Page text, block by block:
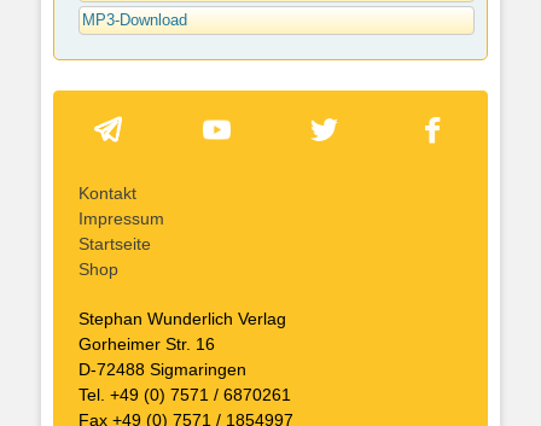
MP3-Download
Kontakt
Impressum
Startseite
Shop
Stephan Wunderlich Verlag
Gorheimer Str. 16
D-72488 Sigmaringen
Tel. +49 (0) 7571 / 6870261
Fax +49 (0) 7571 / 1854997